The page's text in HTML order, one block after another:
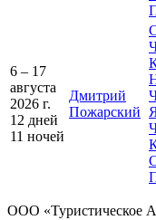
6 – 17
августа
2026 г.
12 дней
11 ночей
Дмитрий
Пожарский
ООО «Туристическое